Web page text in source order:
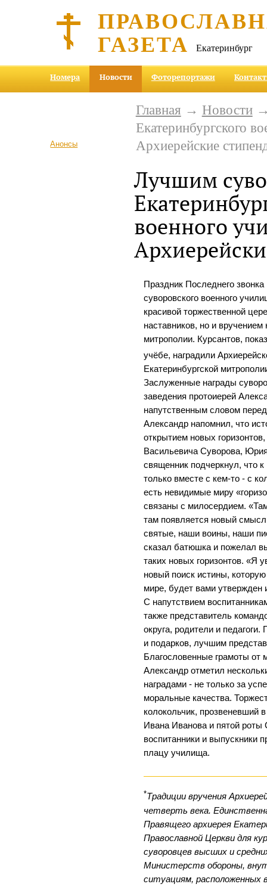
ГАЗЕТА Екатеринбург
Номера Новости Фоторепортажи
Анонсы
Главная → Новости→
Екатеринбургского
Архиерейские
Лучшим
военного
Праздник Последнего
суворовского военного
красивой торжественной
наставников, но и вручением
митрополии. Курсантов,
учёбе, наградили
Екатеринбургской
Заслуженные награды
заведения протоиерей
напутственным словом
Александр напомнил, что
открытием новых
Васильевича Суворова,
священник подчеркнул, что
только вместе с кем-то - с
есть невидимые миру
связаны с милосердием.
там появляется новый
святые, наши воины, наши
сказал батюшка и пожелал
таких новых горизонтов. «Я
новый поиск истины,
мире, будет вами утвержден
С напутствием
также представитель
округа, родители и
и подарков, лучшим
Благословенные грамоты от
Александр отметил
наградами - не только за
моральные качества.
колокольчик, прозвеневший
Ивана Иванова и пятой
воспитанники и
плацу училища.
*Традиции вручения
четверть века.
Правящего архиерея
Православной Церкви для
суворовцев высших и
Министерств обороны,
ситуациям, расположенных